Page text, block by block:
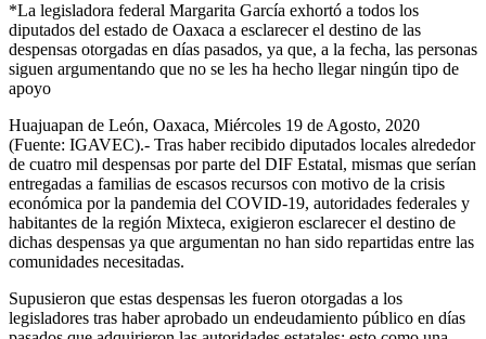
*La legisladora federal Margarita García exhortó a todos los
diputados del estado de Oaxaca a esclarecer el destino de las
despensas otorgadas en días pasados, ya que, a la fecha, las personas
siguen argumentando que no se les ha hecho llegar ningún tipo de
apoyo
Huajuapan de León, Oaxaca, Miércoles 19 de Agosto, 2020
(Fuente: IGAVEC).- Tras haber recibido diputados locales alrededor
de cuatro mil despensas por parte del DIF Estatal, mismas que serían
entregadas a familias de escasos recursos con motivo de la crisis
económica por la pandemia del COVID-19, autoridades federales y
habitantes de la región Mixteca, exigieron esclarecer el destino de
dichas despensas ya que argumentan no han sido repartidas entre las
comunidades necesitadas.
Supusieron que estas despensas les fueron otorgadas a los
legisladores tras haber aprobado un endeudamiento público en días